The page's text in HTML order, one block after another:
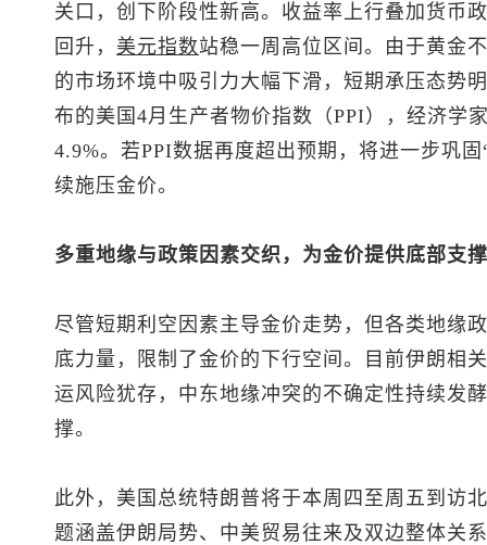
关口，创下阶段性新高。收益率上行叠加货币
回升， 美元指数站稳一周高位区间。由于黄金
的市场环境中吸引力大幅下滑，短期承压态势
布的美国4月生产者物价指数（PPI），经济学
4.9%。若PPI数据再度超出预期，将进一步巩
续施压金价。
多重地缘与政策因素交织，为金价提供底部支撑
尽管短期利空因素主导金价走势，但各类地缘
底力量，限制了金价的下行空间。目前伊朗相
运风险犹存，中东地缘冲突的不确定性持续发
撑。
此外，美国总统特朗普将于本周四至周五到访
题涵盖伊朗局势、中美贸易往来及双边整体关